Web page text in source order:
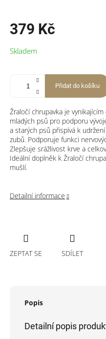
379 Kč
cena:
Skladem
Přidat do košíku
Žraločí chrupavka je
mladých psů pro podporu
a starých psů přispívá k
zubů. Podporuje funkci
Zlepšuje srážlivost krve a
Ideální doplněk k Žraločí
mušlí.
Detailní informace
ZEPTAT SE SDÍLET
Popis
Detailní popis